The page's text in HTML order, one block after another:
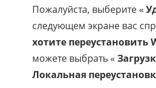
Пожалуйста, выберите «
следующем экране вас
хотите переустановить
можете выбрать «
Локальная